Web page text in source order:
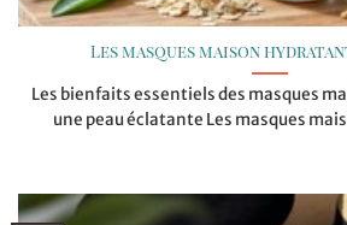
Les masques maison
Les bienfaits essentiels des masques
une peau éclatante Les masques